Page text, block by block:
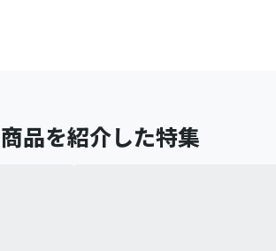
品を紹介した特集